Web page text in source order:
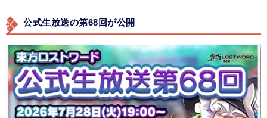
公式生放送の第68回が公開